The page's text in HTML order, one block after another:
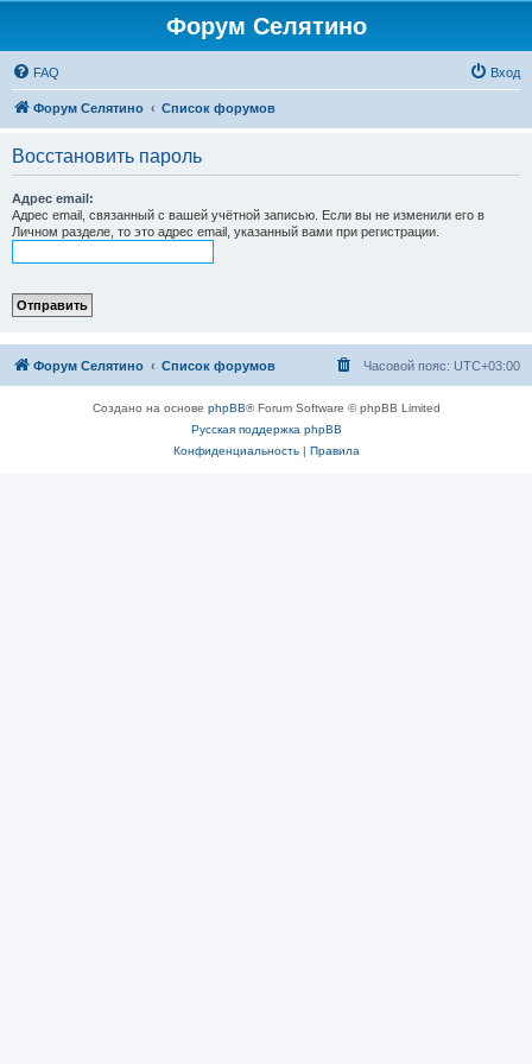
Форум Селятино
FAQ Вход
Форум Селятино Список форумов
Восстановить пароль
Адрес email:
Адрес email, связанный с вашей учётной записью. Если вы не изменили его в
Личном разделе, то это адрес email, указанный вами при регистрации.
Форум Селятино Список форумов Часовой пояс: UTC+03:00
Создано на основе phpBB® Forum Software © phpBB Limited
Русская поддержка phpBB
Конфиденциальность| Правила